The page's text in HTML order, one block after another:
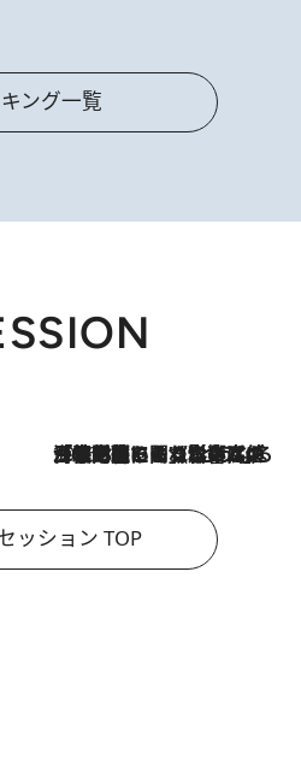
ング一覧
2026.8.3
「住宅建てられない…」「サーチャージ料の高値が続いている」ホルムズ海峡封鎖による影響はいつまで続く？《エネルギー専門家に聞く“どうなる日本の暮らし”》
ッション TOP